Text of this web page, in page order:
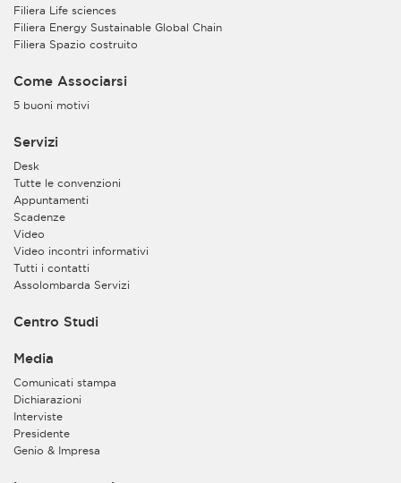
Filiera Life sciences
Filiera Energy Sustainable Global Chain
Filiera Spazio costruito
Come Associarsi
5 buoni motivi
Servizi
Desk
Tutte le convenzioni
Appuntamenti
Scadenze
Video
Video incontri informativi
Tutti i contatti
Assolombarda Servizi
Centro Studi
Media
Comunicati stampa
Dichiarazioni
Interviste
Presidente
Genio & Impresa